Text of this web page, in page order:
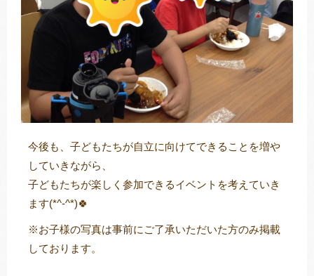
今後も、子どもたちが自立に向けてできることを増や
していきながら、
子どもたちが楽しく参加できるイベントを考えていき
ます(*^-^*)🍀
※お子様の写真は事前にご了承いただいた方のみ掲載
しております。